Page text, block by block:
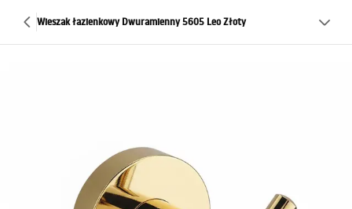
Wieszak łazienkowy Dwuramienny 5605 Leo Złoty